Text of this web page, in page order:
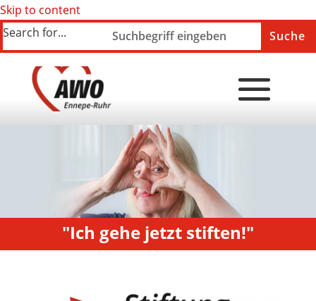
Skip to content
Search for...
"Ich gehe jetzt stiften!"